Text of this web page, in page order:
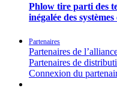
Phlow tire parti des
inégalée des
Partenaires
Partenaires de
Partenaires de
Connexion du